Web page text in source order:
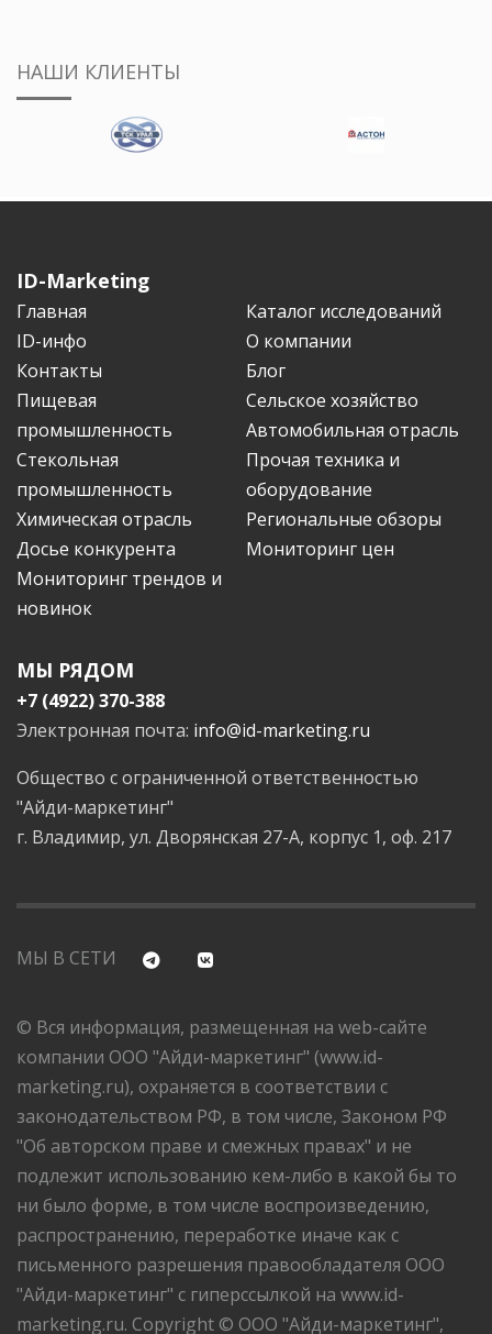
НАШИ КЛИЕНТЫ
ID-Marketing
Главная
Каталог исследований
ID-инфо
О компании
Контакты
Блог
Пищевая
промышленность
Сельское хозяйство
Автомобильная отрасль
Стекольная
промышленность
Прочая техника и
оборудование
Химическая отрасль
Региональные обзоры
Досье конкурента
Мониторинг цен
Мониторинг трендов и
новинок
МЫ РЯДОМ
+7 (4922) 370-388
Электронная почта: info@id-marketing.ru
Общество с ограниченной ответственностью
"Айди-маркетинг"
г. Владимир, ул. Дворянская 27-А, корпус 1, оф. 217
МЫ В СЕТИ
© Вся информация, размещенная на web-сайте
компании ООО "Айди-маркетинг" (www.id-
marketing.ru), охраняется в соответствии с
законодательством РФ, в том числе, Законом РФ
"Об авторском праве и смежных правах" и не
подлежит использованию кем-либо в какой бы то
ни было форме, в том числе воспроизведению,
распространению, переработке иначе как с
письменного разрешения правообладателя ООО
"Айди-маркетинг" с гиперссылкой на www.id-
marketing.ru. Copyright © ООО "Айди-маркетинг",